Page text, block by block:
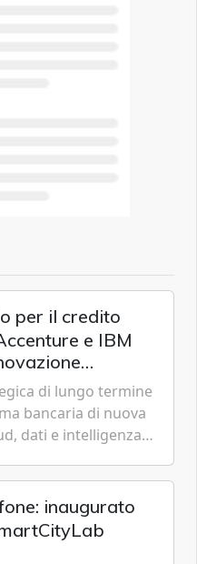
per il credito
e IBM
di lungo termine
bancaria di nuova
dati e intelligenza
inaugurato